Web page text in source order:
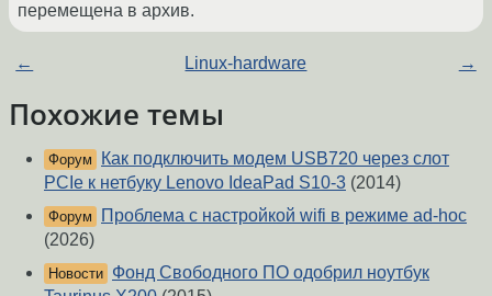
перемещена в архив.
← Linux-hardware →
Похожие темы
Форум
Как подключить модем USB720 через слот
PCIe к нетбуку Lenovo IdeaPad S10-3 (2014)
Форум
Проблема с настройкой wifi в режиме ad-hoc
(2026)
Новости Фонд Свободного ПО одобрил ноутбук